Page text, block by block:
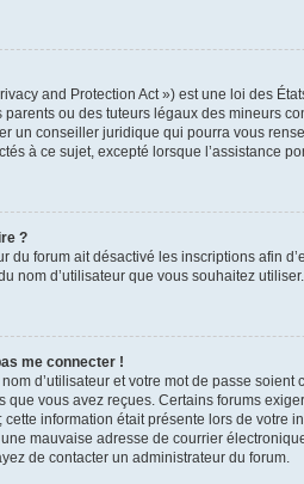
and Protection Act ») est une loi des
ou des tuteurs légaux des mineurs
un conseiller juridique qui pourra vous
à ce sujet, excepté lorsque l’assistance
?
du forum ait désactivé les inscriptions afin
nom d’utilisateur que vous souhaitez
me connecter !
d’utilisateur et votre mot de passe
que vous avez reçues. Certains forums
information était présente lors de votre
mauvaise adresse de courrier
de contacter un administrateur du forum.